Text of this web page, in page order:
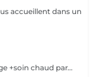
manucure classique +gommage +massage +soin chaud paraffine